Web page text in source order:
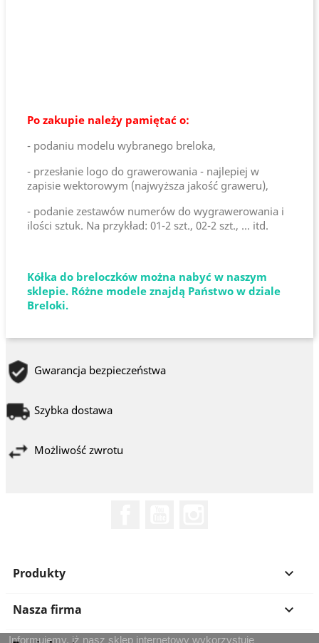
Po zakupie należy pamiętać o:
- podaniu modelu wybranego breloka,
- przesłanie logo do grawerowania - najlepiej w
zapisie wektorowym (najwyższa jakość graweru),
- podanie zestawów numerów do wygrawerowania i
ilości sztuk. Na przykład: 01-2 szt., 02-2 szt., ... itd.
Kółka do breloczków można nabyć w naszym
sklepie. Różne modele znajdą Państwo w dziale
Breloki.
Gwarancja bezpieczeństwa
Szybka dostawa
Możliwość zwrotu
Produkty 
Nasza firma 
Informujemy, iż nasz sklep internetowy wykorzystuje